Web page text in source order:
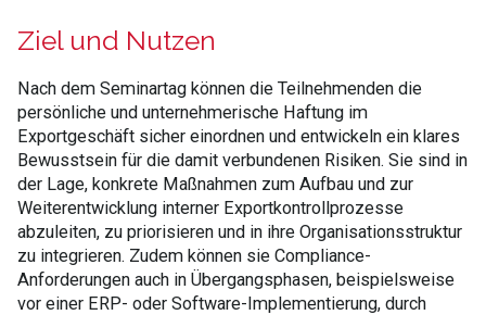
Ziel und Nutzen
Nach dem Seminartag können die Teilnehmenden die
persönliche und unternehmerische Haftung im
Exportgeschäft sicher einordnen und entwickeln ein klares
Bewusstsein für die damit verbundenen Risiken. Sie sind in
der Lage, konkrete Maßnahmen zum Aufbau und zur
Weiterentwicklung interner Exportkontrollprozesse
abzuleiten, zu priorisieren und in ihre Organisationsstruktur
zu integrieren. Zudem können sie Compliance-
Anforderungen auch in Übergangsphasen, beispielsweise
vor einer ERP- oder Software-Implementierung, durch